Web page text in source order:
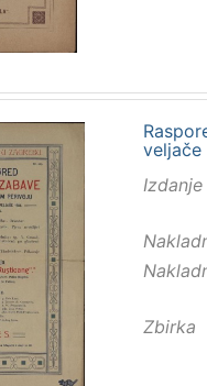
veljače
Izdanje
Zbirka